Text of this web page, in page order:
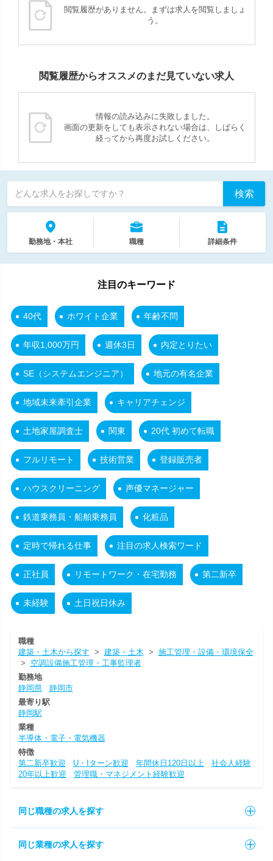
閲覧履歴がありません。まずは求人を閲覧しましょ
う。
閲覧履歴からオススメのまだ見ていない求人
情報の読み込みに失敗しました。
画面の更新をしても表示されない場合は、しばらく
経ってから再度お試しください。
どんな求人をお探しですか？ 検索
勤務地・本社 職種 詳細条件
注目のキーワード
40代 ホワイト企業 年齢不問
年収1,000万円 週休3日 内定とりたい
SE（システムエンジニア） 地元の有名企業
地域未来牽引企業 キャリアチェンジ
土地家屋調査士 関東 20代 初めて転職
フルリモート 技術営業 登録販売者
ハウスクリーニング 声優マネージャー
鉄道乗務員・船舶乗務員 化粧品
定時で帰れる仕事 注目の求人検索ワード
正社員 リモートワーク・在宅勤務 第二新卒
未経験 土日祝日休み
職種
建築・土木から探す > 建築・土木 > 施工管理・設備・環境保全
> 空調設備施工管理・工事監理者
勤務地
静岡県
静岡市
最寄り駅
静岡駅
業種
半導体・電子・電気機器
特徴
第二新卒歓迎
U・Iターン歓迎 年間休日120日以上
社会人経験
20年以上歓迎
管理職・マネジメント経験歓迎
同じ職種の求人を探す
同じ業種の求人を探す